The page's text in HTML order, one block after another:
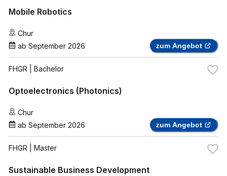
Mobile Robotics
Chur
ab September 2026 zum Angebot
FHGR | Bachelor
Optoelectronics (Photonics)
Chur
ab September 2026 zum Angebot
FHGR | Master
Sustainable Business Development